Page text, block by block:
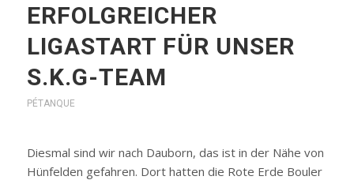
ERFOLGREICHER
LIGASTART FÜR UNSER
S.K.G-TEAM
PÉTANQUE
Diesmal sind wir nach Dauborn, das ist in der Nähe von
Hünfelden gefahren. Dort hatten die Rote Erde Bouler